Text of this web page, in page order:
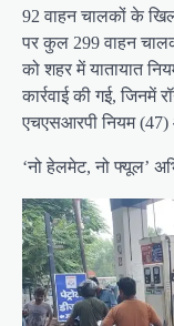
92 वाहन चालकों के
पर कुल 299 वाहन
को शहर में यातायात
कार्रवाई की गई, जिनमें
एचएसआरपी नियम (47)
‘नो हेलमेट, नो फ्यूल’